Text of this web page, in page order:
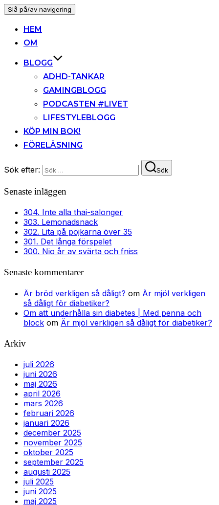
Slå på/av navigering
HEM
OM
BLOGG
ADHD-TANKAR
GAMINGBLOGG
PODCASTEN #LIVET
LIFESTYLEBLOGG
KÖP MIN BOK!
FÖRELÄSNING
Sök efter: Sök
Senaste inläggen
304. Inte alla thai-salonger
303. Lemonadsnack
302. Lita på pojkarna över 35
301. Det långa förspelet
300. Nio år av svärta och fniss
Senaste kommentarer
Är bröd verkligen så dåligt? om Är mjöl verkligen
så dåligt för diabetiker?
Om att underhålla sin diabetes | Med penna och
block om Är mjöl verkligen så dåligt för diabetiker?
Arkiv
juli 2026
juni 2026
maj 2026
april 2026
mars 2026
februari 2026
januari 2026
december 2025
november 2025
oktober 2025
september 2025
augusti 2025
juli 2025
juni 2025
maj 2025